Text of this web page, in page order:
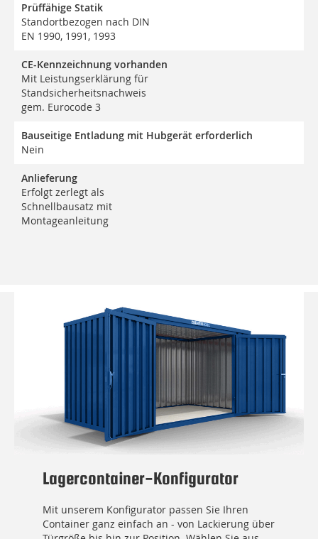
Prüffähige Statik
Standortbezogen nach DIN
EN 1990, 1991, 1993
CE-Kennzeichnung vorhanden
Mit Leistungserklärung für
Standsicherheitsnachweis
gem. Eurocode 3
Bauseitige Entladung mit Hubgerät erforderlich
Nein
Anlieferung
Erfolgt zerlegt als
Schnellbausatz mit
Montageanleitung
Lagercontainer-Konfigurator
Mit unserem Konfigurator passen Sie Ihren
Container ganz einfach an - von Lackierung über